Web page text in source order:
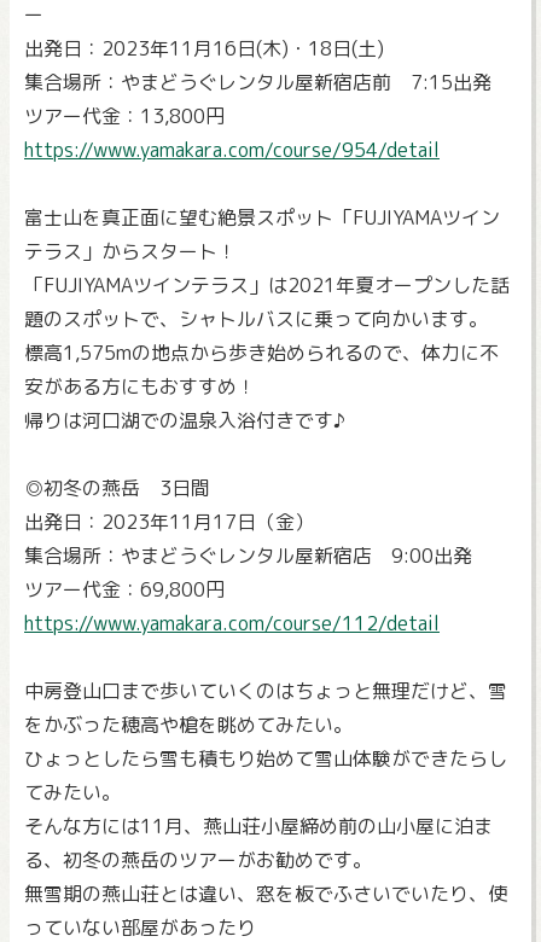
ー
出発日：2023年11月16日(木)・18日(土)
集合場所：やまどうぐレンタル屋新宿店前 7:15出発
ツアー代金：13,800円
https://www.yamakara.com/course/954/detail
富士山を真正面に望む絶景スポット「FUJIYAMAツイン
テラス」からスタート！
「FUJIYAMAツインテラス」は2021年夏オープンした話
題のスポットで、シャトルバスに乗って向かいます。
標高1,575mの地点から歩き始められるので、体力に不
安がある方にもおすすめ！
帰りは河口湖での温泉入浴付きです♪
◎初冬の燕岳 3日間
出発日：2023年11月17日（金）
集合場所：やまどうぐレンタル屋新宿店 9:00出発
ツアー代金：69,800円
https://www.yamakara.com/course/112/detail
中房登山口まで歩いていくのはちょっと無理だけど、雪
をかぶった穂高や槍を眺めてみたい。
ひょっとしたら雪も積もり始めて雪山体験ができたらし
てみたい。
そんな方には11月、燕山荘小屋締め前の山小屋に泊ま
る、初冬の燕岳のツアーがお勧めです。
無雪期の燕山荘とは違い、窓を板でふさいでいたり、使
っていない部屋があったり